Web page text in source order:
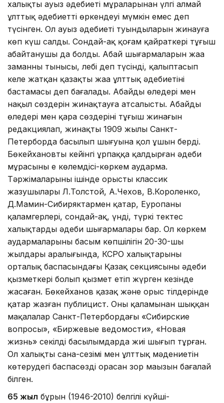
халықтың ауыз әдебиеті мұраларынан үлгі алмай
ұлттық әдебиеттің өркендеуі мүмкін емес деп
түсінген. Ол ауыз әдебиеті туындыларын жинауға
көп күш салды. Сондай-ақ қоғам қайраткері тұңғыш
абайтанушы да болды. Абай шығармаларын жаңа
заманның тынысы, лебі деп түсінді, қалыптасып
келе жатқан қазақтың жаңа ұлттық әдебиетінің
бастамасы деп бағалады. Абайдың өлеңдері мен
нақыл сөздерін жинақтауға атсалысты. Абайдың
өлеңдері мен қара сөздерінің тұңғыш жинағын
редакциялап, жинақтың 1909 жылы Санкт-
Петерборда басылып шығуына қол ұшын берді.
Бөкейхановтың кейінгі ұрпаққа қалдырған әдеби
мұрасының ең көлемдісі-көркем аударма.
Тәржімаларының ішінде орыстың классик
жазушылары Л.Толстой, А.Чехов, В.Короленко,
Д.Мамин-Сибиряктармен қатар, Еуропаның
қаламгерлері, сондай-ақ, үнді, түркі тектес
халықтардың әдеби шығармалары бар. Ол көркем
аудармаларының басым көпшілігін 20-30-шы
жылдары аралығында, КСРО халықтарының
орталық баспасындағы Қазақ секциясының әдеби
қызметкері болып қызмет етіп жүрген кезінде
жасаған. Бөкейханов қазақ және орыс тілдерінде
қатар жазған публицист. Оның қаламынан шыққан
мақалалар Санкт-Петербордағы «Сибирские
вопросы», «Биржевые ведомости», «Новая
жизнь» секілді басылымдарда жиі шығып тұрған.
Ол халықтың сана-сезімі мен ұлттық мәдениетін
көтерудегі баспасөздің орасан зор маңызын бағалай
білген.
65 жыл бұрын (1946-2010) белгілі күйші-